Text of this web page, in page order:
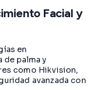
Facial y
en
palma y
como Hikvision,
avanzada con